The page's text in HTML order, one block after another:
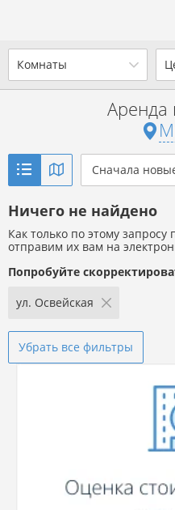
Комнаты
2-комн. 3-комн.
от
р. за
Аренда
Сначала
Ничего не найдено
Как только по этому
отправим их вам на
Попробуйте
ул. Освейская
Убрать все фильтры
Ваш